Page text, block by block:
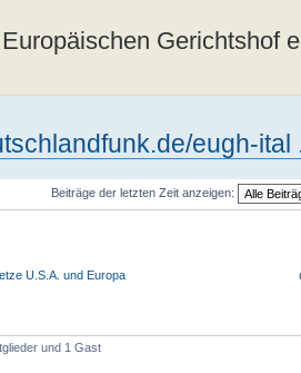
Gerichtshof
eugh-ital
Beiträge der letzten Zeit anzeigen:
U.S.A. und Europa
und 1 Gast